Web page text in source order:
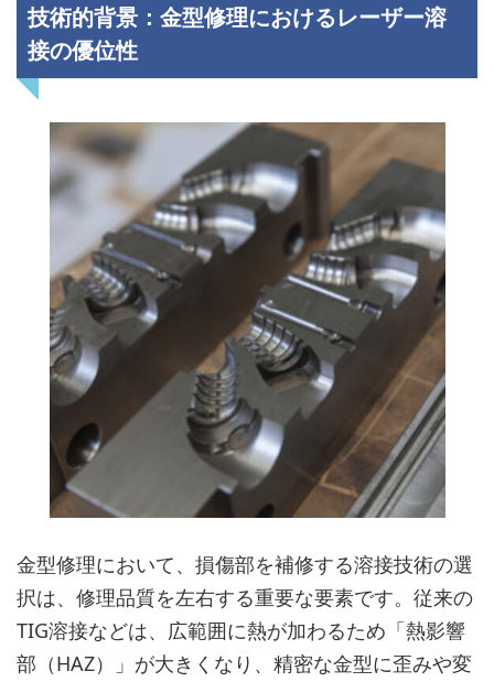
技術的背景：金型修理におけるレーザー溶
接の優位性
金型修理において、損傷部を補修する溶接技術の選
択は、修理品質を左右する重要な要素です。従来の
TIG溶接などは、広範囲に熱が加わるため「熱影響
部（HAZ）」が大きくなり、精密な金型に歪みや変